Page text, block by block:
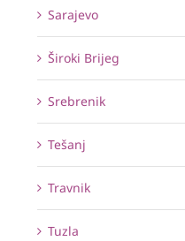
Sarajevo
Široki Brijeg
Srebrenik
Tešanj
Travnik
Tuzla